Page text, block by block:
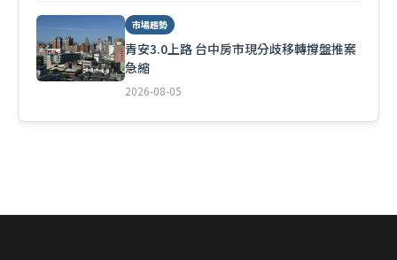
市場趨勢
青安3.0上路 台中房市現分歧移轉撐盤推案
急縮
2026-08-05